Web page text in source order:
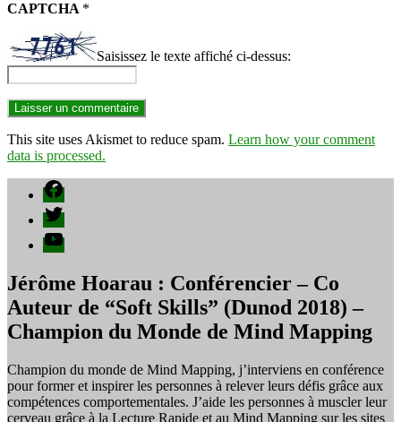
CAPTCHA *
Saisissez le texte affiché ci-dessus:
This site uses Akismet to reduce spam. Learn how your comment
data is processed.
Facebook
Twitter
YouTube
Jérôme Hoarau : Conférencier – Co
Auteur de “Soft Skills” (Dunod 2018) –
Champion du Monde de Mind Mapping
Champion du monde de Mind Mapping, j’interviens en conférence
pour former et inspirer les personnes à relever leurs défis grâce aux
compétences comportementales. J’aide les personnes à muscler leur
cerveau grâce à la Lecture Rapide et au Mind Mapping sur les sites